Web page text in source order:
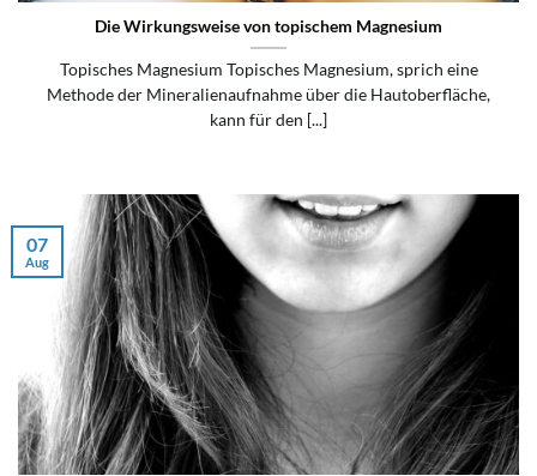
Die Wirkungsweise von topischem Magnesium
Topisches Magnesium Topisches Magnesium, sprich eine
Methode der Mineralienaufnahme über die Hautoberfläche,
kann für den [...]
07
Aug